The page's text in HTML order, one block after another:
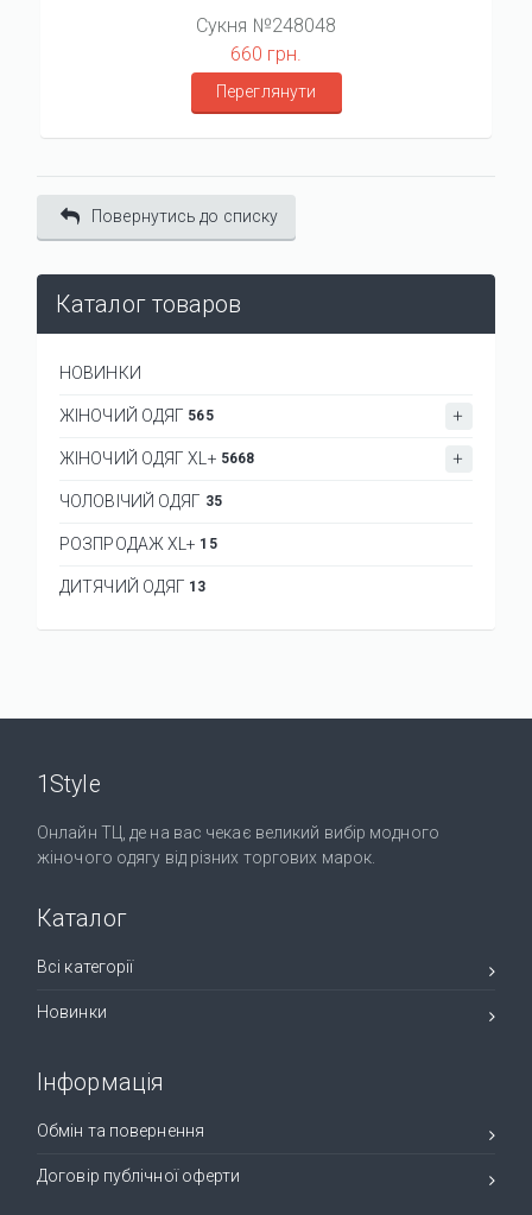
Сукня №248048
660 грн.
Переглянути
Повернутись до списку
Каталог товаров
НОВИНКИ
ЖІНОЧИЙ ОДЯГ 565
ЖІНОЧИЙ ОДЯГ XL+ 5668
ЧОЛОВІЧИЙ ОДЯГ 35
РОЗПРОДАЖ XL+ 15
ДИТЯЧИЙ ОДЯГ 13
1Style
Онлайн ТЦ, де на вас чекає великий вибір модного
жіночого одягу від різних торгових марок.
Каталог
Всі категорії
Новинки
Інформація
Обмін та повернення
Договір публічної оферти